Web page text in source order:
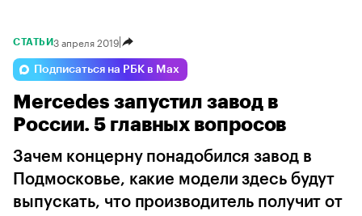
Changan Volga
Lada Omoda Jaecoo
СТАТЬИ3 апреля 2019
Подписаться на РБК в Max
Mercedes запустил завод в
России. 5 главных вопросов
Зачем концерну понадобился завод в
Подмосковье, какие модели здесь будут
выпускать, что производитель получит от